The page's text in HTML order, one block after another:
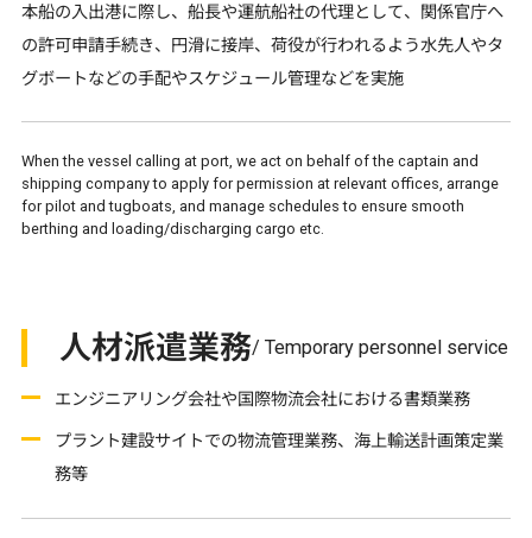
本船の入出港に際し、船長や運航船社の代理として、関係官庁へ
の許可申請手続き、円滑に接岸、荷役が行われるよう水先人やタ
グボートなどの手配やスケジュール管理などを実施
When the vessel calling at port, we act on behalf of the captain and
shipping company to apply for permission at relevant offices, arrange
for pilot and tugboats, and manage schedules to ensure smooth
berthing and loading/discharging cargo etc.
人材派遣業務/ Temporary personnel service
エンジニアリング会社や国際物流会社における書類業務
プラント建設サイトでの物流管理業務、海上輸送計画策定業
務等